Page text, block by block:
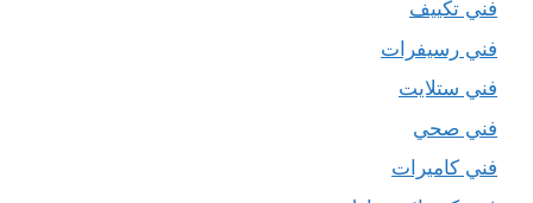
فني تكييف
فني رسيفرات
فني ستلايت
فني صحي
فني كاميرات